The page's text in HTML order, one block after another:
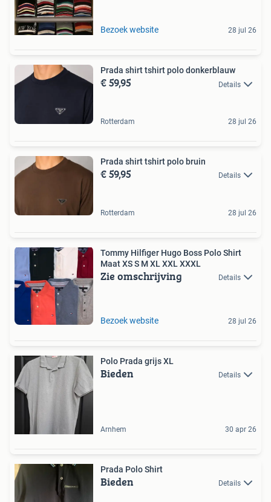
Bezoek website 28 jul 26
Prada shirt tshirt polo donkerblauw
€ 59,95 Details
Rotterdam 28 jul 26
Prada shirt tshirt polo bruin
€ 59,95 Details
Rotterdam 28 jul 26
Tommy Hilfiger Hugo Boss Polo Shirt
Maat XS S M XL XXL XXXL
Zie omschrijving Details
Bezoek website 28 jul 26
Polo Prada grijs XL
Bieden Details
Arnhem 30 apr 26
Prada Polo Shirt
Bieden Details